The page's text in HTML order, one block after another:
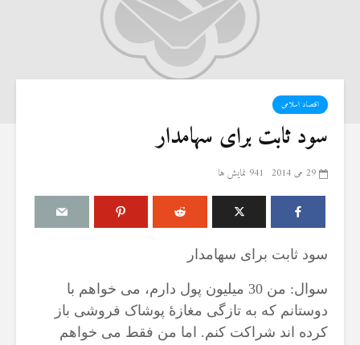
اقتصاد اسلامی
سود ثابت برای سهامدار
29 می 2014 941 نمایش ها
سود ثابت برای سهامدار
سوال: من 30 میلیون پول دارم، می خواهم با
دوستانم که به تازگی مغازۀ پوشاک فروشی باز
کرده اند شراکت کنم. اما من فقط می خواهم
درباره سنگ زدن به
شیطان و دویدن مردان
میان صفا و مروه